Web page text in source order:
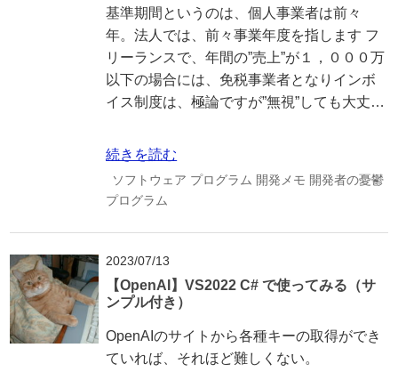
基準期間というのは、個人事業者は前々
年。法人では、前々事業年度を指します フ
リーランスで、年間の”売上”が１，０００万
以下の場合には、免税事業者となりインボ
イス制度は、極論ですが”無視”しても大丈…
続きを読む
ソフトウェア プログラム 開発メモ 開発者の憂鬱
プログラム
2023/07/13
【OpenAI】VS2022 C# で使ってみる（サ
ンプル付き）
OpenAIのサイトから各種キーの取得ができ
ていれば、それほど難しくない。